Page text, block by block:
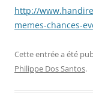
http://
memes-chances-
Cette entrée a été
Philippe Dos Santos.